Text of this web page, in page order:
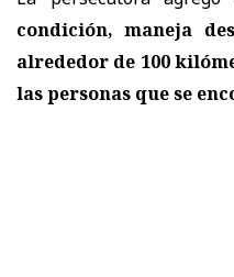
condición, maneja
alrededor de 100
las personas que se